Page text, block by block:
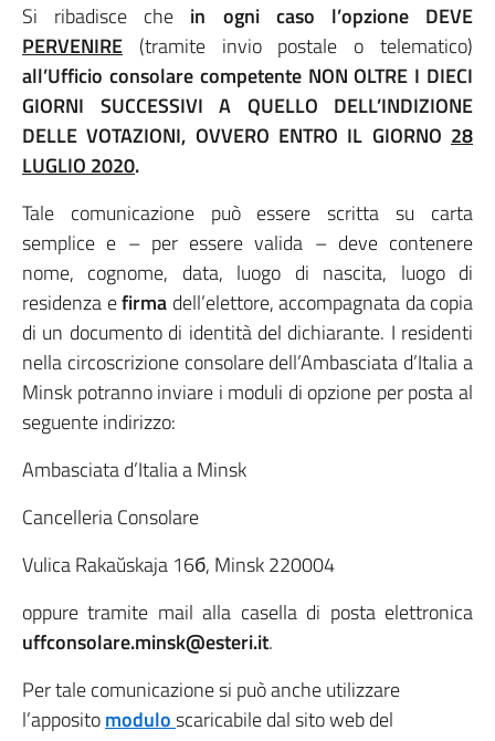
Si ribadisce che in ogni caso l’opzione DEVE
PERVENIRE (tramite invio postale o telematico)
all’Ufficio consolare competente NON OLTRE I DIECI
GIORNI SUCCESSIVI A QUELLO DELL’INDIZIONE
DELLE VOTAZIONI, OVVERO ENTRO IL GIORNO 28
LUGLIO 2020.
Tale comunicazione può essere scritta su carta
semplice e – per essere valida – deve contenere
nome, cognome, data, luogo di nascita, luogo di
residenza efirma dell’elettore, accompagnata da copia
di un documento di identità del dichiarante. I residenti
nella circoscrizione consolare dell’Ambasciata d’Italia a
Minsk potranno inviare i moduli di opzione per posta al
seguente indirizzo:
Ambasciata d’Italia a Minsk
Cancelleria Consolare
Vulica Rakaŭskaja 16б, Minsk 220004
oppure tramite mail alla casella di posta elettronica
uffconsolare.minsk@esteri.it.
Per tale comunicazione si può anche utilizzare
l’appositomoduloscaricabile dal sito web del